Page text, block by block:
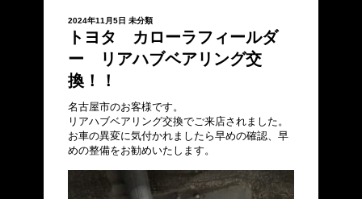
2024年11月5日 未分類
トヨタ カローラフィールダ
ー リアハブベアリング交
換！！
名古屋市のお客様です。
リアハブベアリング交換でご来店されました。
お車の異変に気付かれましたら早めの確認、早
めの整備をお勧めいたします。